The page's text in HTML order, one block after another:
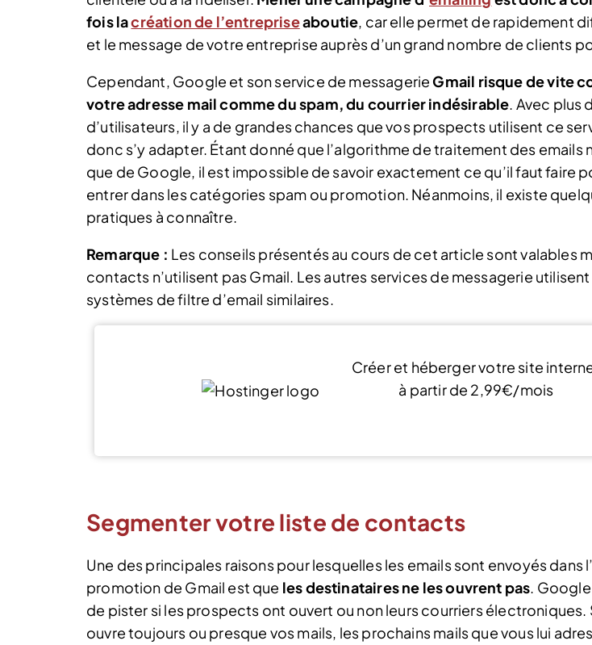
fois lacréation de l’entrepriseaboutie, car elle permet de rapidement
et le message de votre entreprise auprès d’un grand nombre de clients
Cependant, Google et son service de messagerie Gmail risque de vite
votre adresse mail comme du spam, du courrier indésirable. Avec plus
d’utilisateurs, il y a de grandes chances que vos prospects utilisent ce
donc s’y adapter. Étant donné que l’algorithme de traitement des emails
que de Google, il est impossible de savoir exactement ce qu’il faut faire
entrer dans les catégories spam ou promotion. Néanmoins, il existe
pratiques à connaître.
Remarque : Les conseils présentés au cours de cet article sont valables
contacts n’utilisent pas Gmail. Les autres services de messagerie
systèmes de filtre d’email similaires.
Créer et héberger votre site
à partir de 2,99€/mois
Segmenter votre liste de contacts
Une des principales raisons pour lesquelles les emails sont envoyés dans
promotion de Gmail est que les destinataires ne les ouvrent pas.
de pister si les prospects ont ouvert ou non leurs courriers électroniques.
ouvre toujours ou presque vos mails, les prochains mails que vous lui